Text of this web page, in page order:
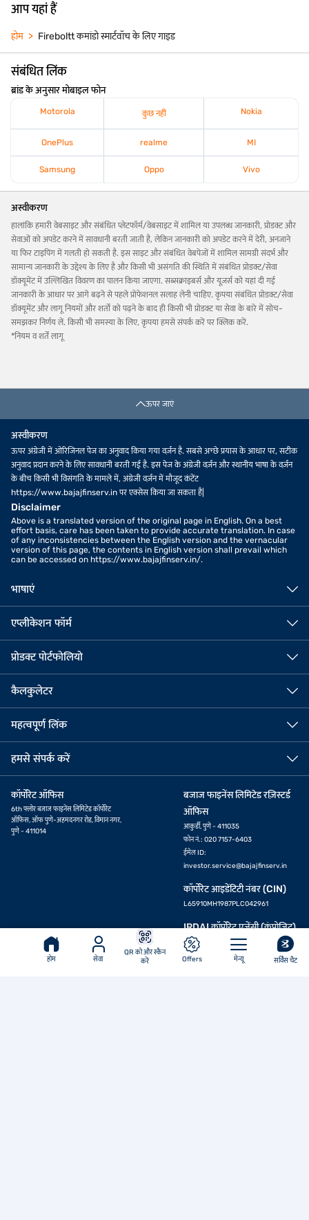
होम सेवा
QR को और स्कैन
करें
Offers मेन्यू सर्विस चैट
आप यहां हैं
होम Fireboltt कमांडो स्मार्टवॉच के लिए गाइड
संबंधित लिंक
ब्रांड के अनुसार मोबाइल फोन
Motorola कुछ नहीं Nokia
OnePlus realme MI
Samsung Oppo Vivo
अस्वीकरण
हालांकि हमारी वेबसाइट और संबंधित प्लेटफॉर्म/वेबसाइट में शामिल या उपलब्ध जानकारी, प्रोडक्ट और
सेवाओं को अपडेट करने में सावधानी बरती जाती है, लेकिन जानकारी को अपडेट करने में देरी, अनजाने
या फिर टाइपिंग में गलती हो सकती है. इस साइट और संबंधित वेबपेजों में शामिल सामग्री संदर्भ और
सामान्य जानकारी के उद्देश्य के लिए है और किसी भी असंगति की स्थिति में संबंधित प्रोडक्ट/सेवा
डॉक्यूमेंट में उल्लिखित विवरण का पालन किया जाएगा. सब्सक्राइबर्स और यूज़र्स को यहां दी गई
जानकारी के आधार पर आगे बढ़ने से पहले प्रोफेशनल सलाह लेनी चाहिए. कृपया संबंधित प्रोडक्ट/सेवा
डॉक्यूमेंट और लागू नियमों और शर्तों को पढ़ने के बाद ही किसी भी प्रोडक्ट या सेवा के बारे में सोच-
समझकर निर्णय लें. किसी भी समस्या के लिए, कृपया हमसे संपर्क करें पर क्लिक करें.
*नियम व शर्तें लागू
ऊपर जाएं
अस्वीकरण
ऊपर अंग्रेजी में ओरिजिनल पेज का अनुवाद किया गया वर्ज़न है. सबसे अच्छे प्रयास के आधार पर, सटीक
अनुवाद प्रदान करने के लिए सावधानी बरती गई है. इस पेज के अंग्रेजी वर्ज़न और स्थानीय भाषा के वर्ज़न
के बीच किसी भी विसंगति के मामले में, अंग्रेजी वर्ज़न में मौजूद कंटेंट
https://www.bajajfinserv.in पर एक्सेस किया जा सकता है|
Disclaimer
Above is a translated version of the original page in English. On a best
effort basis, care has been taken to provide accurate translation. In case
of any inconsistencies between the English version and the vernacular
version of this page, the contents in English version shall prevail which
can be accessed on https://www.bajajfinserv.in/.
भाषाएं
एप्लीकेशन फॉर्म
प्रोडक्ट पोर्टफोलियो
कैलकुलेटर
महत्वपूर्ण लिंक
हमसे संपर्क करें
कॉर्पोरेट ऑफिस
6th फ्लोर बजाज फाइनेंस लिमिटेड कॉर्पोरेट
ऑफिस, ऑफ पुणे-अहमदनगर रोड, विमान नगर,
पुणे - 411014
बजाज फाइनेंस लिमिटेड रज़िस्टर्ड
ऑफिस
आकुर्डी, पुणे - 411035
फोन नं.: 020 7157-6403
ईमेल ID:
investor.service@bajajfinserv.in
कॉर्पोरेट आइडेंटिटी नंबर (CIN)
L65910MH1987PLC042961
IRDAI कॉर्पोरेट एजेंसी (कंपोजिट)
रजिस्ट्रेशन नंबर.
CA0101
(31-मार्च-2028 तक मान्य)